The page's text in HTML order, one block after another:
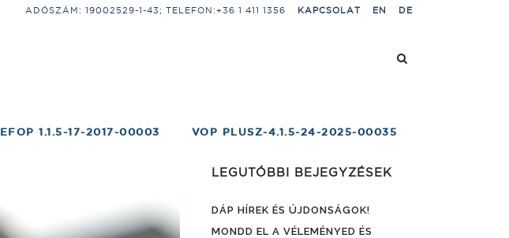
ADÓSZÁM: 19002529-1-43; TELEFON:+36 1 411 1356 KAPCSOLAT EN DE
EFOP 1.1.5-17-2017-00003 VOP PLUSZ-4.1.5-24-2025-00035
LEGUTÓBBI BEJEGYZÉSEK
DÁP HÍREK ÉS ÚJDONSÁGOK!
MONDD EL A VÉLEMÉNYED ÉS